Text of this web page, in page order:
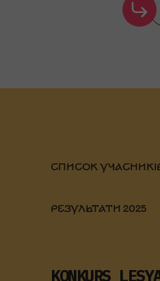
РЕЗУЛЬТАТИ 2025
СПИСОК